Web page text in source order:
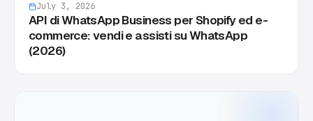
July 3, 2026
API di WhatsApp Business per Shopify ed e-
commerce: vendi e assisti su WhatsApp
(2026)